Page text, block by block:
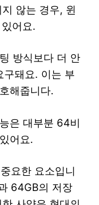
않는 경우, 윈
어요.
방식보다 더 안
구돼요. 이는 부
해줍니다.
은 대부분 64비
어요.
요한 요소입니
64GB의 저장